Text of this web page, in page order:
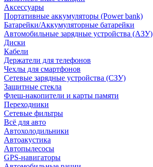
Аксессуары
Портативные аккумуляторы (Power bank)
Батарейки/Аккумуляторные батарейки
Автомобильные зарядные устройства (АЗУ)
Диски
Кабели
Держатели для телефонов
Чехлы для смартфонов
Сетевые зарядные устройства (СЗУ)
Защитные стекла
Флеш-накопители и карты памяти
Переходники
Сетевые фильтры
Всё для авто
Автохолодильники
Автоакустика
Автопылесосы
GPS-навигаторы